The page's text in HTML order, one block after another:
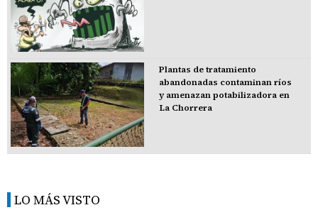
Plantas de tratamiento
abandonadas contaminan ríos
y amenazan potabilizadora en
La Chorrera
LO MÁS VISTO